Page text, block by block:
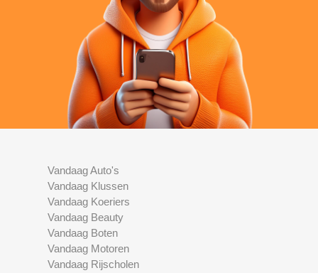
Vandaag Auto's
Vandaag Klussen
Vandaag Koeriers
Vandaag Beauty
Vandaag Boten
Vandaag Motoren
Vandaag Rijscholen